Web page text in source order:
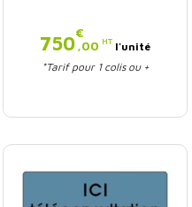
Prix
750€
,00 HT l'unité
*Tarif pour 1 colis ou +